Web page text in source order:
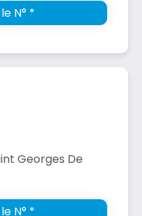
N° *
Georges De
N° *